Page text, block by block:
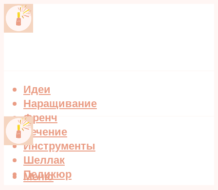
Идеи
Наращивание
Френч
Лечение
Инструменты
Шеллак
Педикюр
Меню